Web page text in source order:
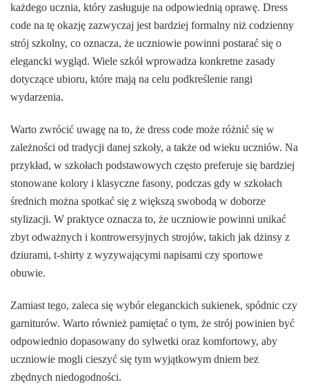
każdego ucznia, który zasługuje na odpowiednią oprawę. Dress
code na tę okazję zazwyczaj jest bardziej formalny niż codzienny
strój szkolny, co oznacza, że uczniowie powinni postarać się o
elegancki wygląd. Wiele szkół wprowadza konkretne zasady
dotyczące ubioru, które mają na celu podkreślenie rangi
wydarzenia.
Warto zwrócić uwagę na to, że dress code może różnić się w
zależności od tradycji danej szkoły, a także od wieku uczniów. Na
przykład, w szkołach podstawowych często preferuje się bardziej
stonowane kolory i klasyczne fasony, podczas gdy w szkołach
średnich można spotkać się z większą swobodą w doborze
stylizacji. W praktyce oznacza to, że uczniowie powinni unikać
zbyt odważnych i kontrowersyjnych strojów, takich jak dżinsy z
dziurami, t-shirty z wyzywającymi napisami czy sportowe
obuwie.
Zamiast tego, zaleca się wybór eleganckich sukienek, spódnic czy
garniturów. Warto również pamiętać o tym, że strój powinien być
odpowiednio dopasowany do sylwetki oraz komfortowy, aby
uczniowie mogli cieszyć się tym wyjątkowym dniem bez
zbędnych niedogodności.